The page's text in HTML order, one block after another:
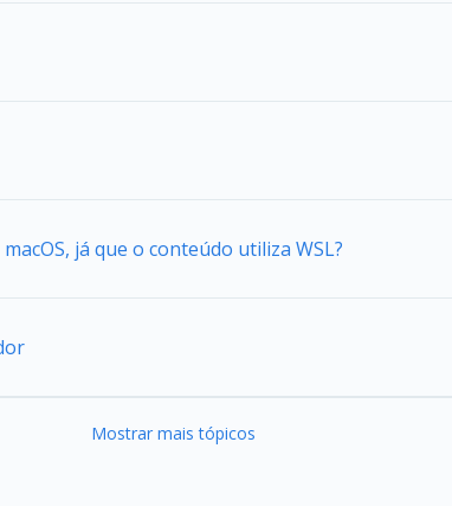
já que o conteúdo utiliza WSL?
Mostrar mais tópicos